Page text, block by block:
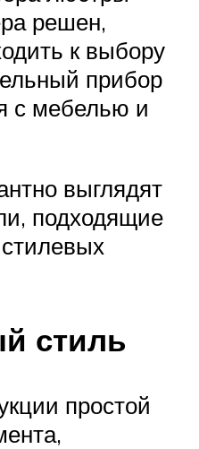
решен,
к выбору
прибор
с мебелью и
выглядят
подходящие
стиль
простой